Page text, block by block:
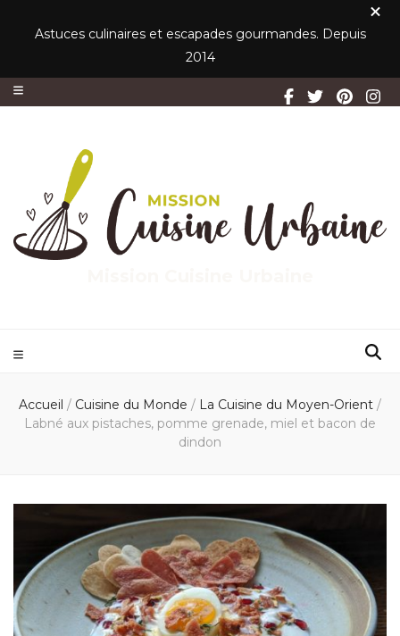
Astuces culinaires et escapades gourmandes. Depuis
2014
Accueil / Cuisine du Monde / La Cuisine du Moyen-Orient /
Labné aux pistaches, pomme grenade, miel et bacon de
dindon